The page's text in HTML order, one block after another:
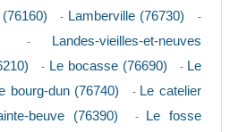
- Lamberville (76730) -
-
Landes-vieilles-et-neuves
- Le bocasse (76690) - Le
bourg-dun (76740) - Le catelier
beuve (76390) -
Le fosse